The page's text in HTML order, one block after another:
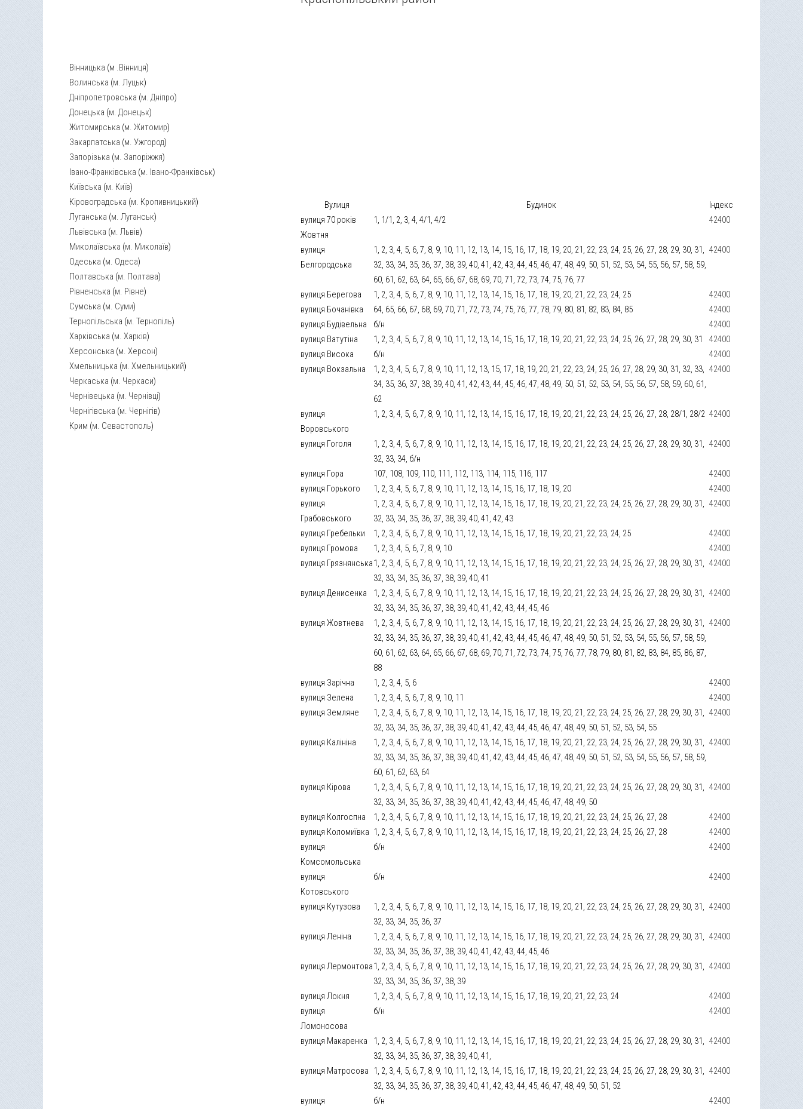
Вінницька (м .Вінниця)
Волинська (м. Луцьк)
Дніпропетровська (м. Дніпро)
Донецька (м. Донецьк)
Житомирська (м. Житомир)
Закарпатська (м. Ужгород)
Запорізька (м. Запоріжжя)
Івано-Франківська (м. Івано-Франківськ)
Київська (м. Київ)
Кіровоградська (м. Кропивницький)
Луганська (м. Луганськ)
Львівська (м. Львів)
Миколаївська (м. Миколаїв)
Одеська (м. Одеса)
Полтавська (м. Полтава)
Рівненська (м. Рівне)
Сумська (м. Суми)
Тернопільська (м. Тернопіль)
Харківська (м. Харків)
Херсонська (м. Херсон)
Хмельницька (м. Хмельницький)
Черкаська (м. Черкаси)
Чернівецька (м. Чернівці)
Чернігівська (м. Чернігів)
Крим (м. Севастополь)
Вулиця Будинок
Індекс
вулиця 70 років
Жовтня
1, 1/1, 2, 3, 4, 4/1, 4/2 42400
вулиця
Белгородська
1, 2, 3, 4, 5, 6, 7, 8, 9, 10, 11, 12, 13, 14, 15, 16, 17, 18, 19, 20, 21, 22, 23, 24, 25, 26, 27, 28, 29, 30, 31,
32, 33, 34, 35, 36, 37, 38, 39, 40, 41, 42, 43, 44, 45, 46, 47, 48, 49, 50, 51, 52, 53, 54, 55, 56, 57, 58, 59,
60, 61, 62, 63, 64, 65, 66, 67, 68, 69, 70, 71, 72, 73, 74, 75, 76, 77
42400
вулиця Берегова 1, 2, 3, 4, 5, 6, 7, 8, 9, 10, 11, 12, 13, 14, 15, 16, 17, 18, 19, 20, 21, 22, 23, 24, 25
42400
вулиця Бочанівка
64, 65, 66, 67, 68, 69, 70, 71, 72, 73, 74, 75, 76, 77, 78, 79, 80, 81, 82, 83, 84, 85
42400
вулиця Будівельна
б/н
42400
вулиця Ватутіна
1, 2, 3, 4, 5, 6, 7, 8, 9, 10, 11, 12, 13, 14, 15, 16, 17, 18, 19, 20, 21, 22, 23, 24, 25, 26, 27, 28, 29, 30, 31
42400
вулиця Висока
б/н
42400
вулиця Вокзальна
1, 2, 3, 4, 5, 6, 7, 8, 9, 10, 11, 12, 13, 15, 17, 18, 19, 20, 21, 22, 23, 24, 25, 26, 27, 28, 29, 30, 31, 32, 33,
34, 35, 36, 37, 38, 39, 40, 41, 42, 43, 44, 45, 46, 47, 48, 49, 50, 51, 52, 53, 54, 55, 56, 57, 58, 59, 60, 61,
62
42400
вулиця
Воровського
1, 2, 3, 4, 5, 6, 7, 8, 9, 10, 11, 12, 13, 14, 15, 16, 17, 18, 19, 20, 21, 22, 23, 24, 25, 26, 27, 28, 28/1, 28/2 42400
вулиця Гоголя
1, 2, 3, 4, 5, 6, 7, 8, 9, 10, 11, 12, 13, 14, 15, 16, 17, 18, 19, 20, 21, 22, 23, 24, 25, 26, 27, 28, 29, 30, 31,
32, 33, 34, б/н
42400
вулиця Гора 107, 108, 109, 110, 111, 112, 113, 114, 115, 116, 117
42400
вулиця Горького
1, 2, 3, 4, 5, 6, 7, 8, 9, 10, 11, 12, 13, 14, 15, 16, 17, 18, 19, 20
42400
вулиця
Грабовського
1, 2, 3, 4, 5, 6, 7, 8, 9, 10, 11, 12, 13, 14, 15, 16, 17, 18, 19, 20, 21, 22, 23, 24, 25, 26, 27, 28, 29, 30, 31,
32, 33, 34, 35, 36, 37, 38, 39, 40, 41, 42, 43
42400
вулиця Гребельки 1, 2, 3, 4, 5, 6, 7, 8, 9, 10, 11, 12, 13, 14, 15, 16, 17, 18, 19, 20, 21, 22, 23, 24, 25
42400
вулиця Громова
1, 2, 3, 4, 5, 6, 7, 8, 9, 10
42400
вулиця Грязнянська1, 2, 3, 4, 5, 6, 7, 8, 9, 10, 11, 12, 13, 14, 15, 16, 17, 18, 19, 20, 21, 22, 23, 24, 25, 26, 27, 28, 29, 30, 31,
32, 33, 34, 35, 36, 37, 38, 39, 40, 41
42400
вулиця Денисенка
1, 2, 3, 4, 5, 6, 7, 8, 9, 10, 11, 12, 13, 14, 15, 16, 17, 18, 19, 20, 21, 22, 23, 24, 25, 26, 27, 28, 29, 30, 31,
32, 33, 34, 35, 36, 37, 38, 39, 40, 41, 42, 43, 44, 45, 46
42400
вулиця Жовтнева
1, 2, 3, 4, 5, 6, 7, 8, 9, 10, 11, 12, 13, 14, 15, 16, 17, 18, 19, 20, 21, 22, 23, 24, 25, 26, 27, 28, 29, 30, 31,
32, 33, 34, 35, 36, 37, 38, 39, 40, 41, 42, 43, 44, 45, 46, 47, 48, 49, 50, 51, 52, 53, 54, 55, 56, 57, 58, 59,
60, 61, 62, 63, 64, 65, 66, 67, 68, 69, 70, 71, 72, 73, 74, 75, 76, 77, 78, 79, 80, 81, 82, 83, 84, 85, 86, 87,
88
42400
вулиця Зарічна 1, 2, 3, 4, 5, 6
42400
вулиця Зелена
1, 2, 3, 4, 5, 6, 7, 8, 9, 10, 11
42400
вулиця Земляне
1, 2, 3, 4, 5, 6, 7, 8, 9, 10, 11, 12, 13, 14, 15, 16, 17, 18, 19, 20, 21, 22, 23, 24, 25, 26, 27, 28, 29, 30, 31,
32, 33, 34, 35, 36, 37, 38, 39, 40, 41, 42, 43, 44, 45, 46, 47, 48, 49, 50, 51, 52, 53, 54, 55
42400
вулиця Калініна
1, 2, 3, 4, 5, 6, 7, 8, 9, 10, 11, 12, 13, 14, 15, 16, 17, 18, 19, 20, 21, 22, 23, 24, 25, 26, 27, 28, 29, 30, 31,
32, 33, 34, 35, 36, 37, 38, 39, 40, 41, 42, 43, 44, 45, 46, 47, 48, 49, 50, 51, 52, 53, 54, 55, 56, 57, 58, 59,
60, 61, 62, 63, 64
42400
вулиця Кірова
1, 2, 3, 4, 5, 6, 7, 8, 9, 10, 11, 12, 13, 14, 15, 16, 17, 18, 19, 20, 21, 22, 23, 24, 25, 26, 27, 28, 29, 30, 31,
32, 33, 34, 35, 36, 37, 38, 39, 40, 41, 42, 43, 44, 45, 46, 47, 48, 49, 50
42400
вулиця Колгоспна 1, 2, 3, 4, 5, 6, 7, 8, 9, 10, 11, 12, 13, 14, 15, 16, 17, 18, 19, 20, 21, 22, 23, 24, 25, 26, 27, 28
42400
вулиця Коломиївка 1, 2, 3, 4, 5, 6, 7, 8, 9, 10, 11, 12, 13, 14, 15, 16, 17, 18, 19, 20, 21, 22, 23, 24, 25, 26, 27, 28
42400
вулиця
Комсомольська
б/н 42400
вулиця
Котовського
б/н 42400
вулиця Кутузова
1, 2, 3, 4, 5, 6, 7, 8, 9, 10, 11, 12, 13, 14, 15, 16, 17, 18, 19, 20, 21, 22, 23, 24, 25, 26, 27, 28, 29, 30, 31,
32, 33, 34, 35, 36, 37
42400
вулиця Леніна
1, 2, 3, 4, 5, 6, 7, 8, 9, 10, 11, 12, 13, 14, 15, 16, 17, 18, 19, 20, 21, 22, 23, 24, 25, 26, 27, 28, 29, 30, 31,
32, 33, 34, 35, 36, 37, 38, 39, 40, 41, 42, 43, 44, 45, 46
42400
вулиця Лермонтова1, 2, 3, 4, 5, 6, 7, 8, 9, 10, 11, 12, 13, 14, 15, 16, 17, 18, 19, 20, 21, 22, 23, 24, 25, 26, 27, 28, 29, 30, 31,
32, 33, 34, 35, 36, 37, 38, 39
42400
вулиця Локня 1, 2, 3, 4, 5, 6, 7, 8, 9, 10, 11, 12, 13, 14, 15, 16, 17, 18, 19, 20, 21, 22, 23, 24
42400
вулиця
Ломоносова
б/н 42400
вулиця Макаренка
1, 2, 3, 4, 5, 6, 7, 8, 9, 10, 11, 12, 13, 14, 15, 16, 17, 18, 19, 20, 21, 22, 23, 24, 25, 26, 27, 28, 29, 30, 31,
32, 33, 34, 35, 36, 37, 38, 39, 40, 41,
42400
вулиця Матросова 1, 2, 3, 4, 5, 6, 7, 8, 9, 10, 11, 12, 13, 14, 15, 16, 17, 18, 19, 20, 21, 22, 23, 24, 25, 26, 27, 28, 29, 30, 31,
32, 33, 34, 35, 36, 37, 38, 39, 40, 41, 42, 43, 44, 45, 46, 47, 48, 49, 50, 51, 52
42400
вулиця
б/н 42400